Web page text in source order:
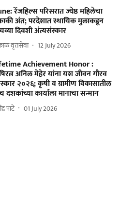
रेंजहिल्स परिसरात ज्येष्ठ महिलेचा
अंत; परदेशात स्थायिक मुलाकडून
दिवशी अंत्यसंस्कार
वृत्तसेवा 12 July 2026
Achievement Honor :
अनिल मेहेर यांना यश जीवन गौरव
२०२६; कृषी व ग्रामीण विकासातील
दशकांच्या कार्याला मानाचा सन्मान
पाटे 01 July 2026